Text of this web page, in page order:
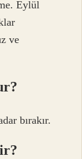
Eylül
ve
bırakır.